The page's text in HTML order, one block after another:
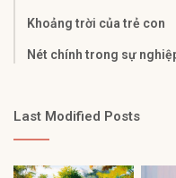
Khoảng trời của trẻ con
Nét chính trong sự
Last Modified Posts